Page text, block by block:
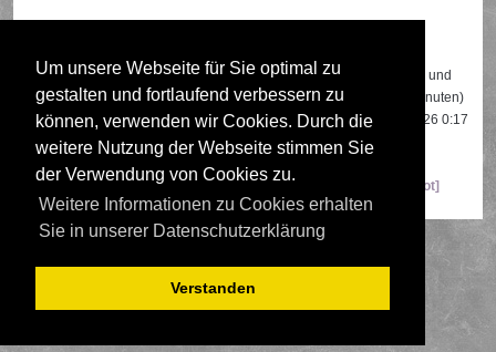
Um unsere Webseite für Sie optimal zu
gestalten und fortlaufend verbessern zu
können, verwenden wir Cookies. Durch die
weitere Nutzung der Webseite stimmen Sie
der Verwendung von Cookies zu.
Weitere Informationen zu Cookies erhalten
Sie in unserer Datenschutzerklärung
Verstanden
Insgesamt sind527Besucher online: 3 registrierte, 0 unsichtbare und
524 Gäste (basierend auf den aktiven Besuchern der letzten 5 Minuten)
Der Besucherrekord liegt bei22108Besuchern, die am 13.04.2026 0:17
gleichzeitig online waren.
Google [Bot] Majestic-12 [Bot]